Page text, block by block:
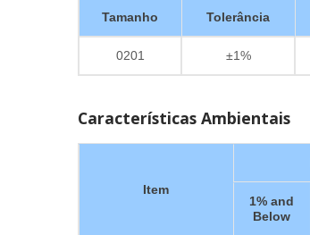
Tamanho Tolerância
0201 ±1%
Características Ambientais
Item
1% and
Below